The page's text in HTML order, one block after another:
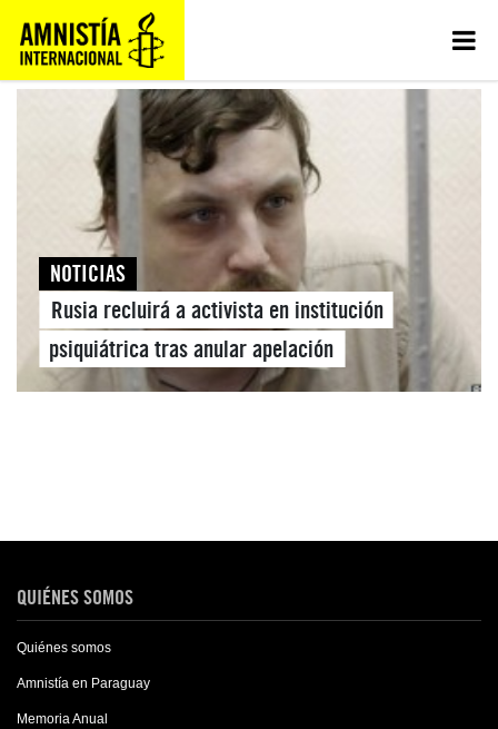
NOTICIAS
Rusia recluirá a activista en institución
psiquiátrica tras anular apelación
QUIÉNES SOMOS
Quiénes somos
Amnistía en Paraguay
Memoria Anual